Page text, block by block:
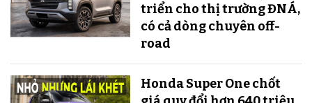
triển cho thị trường ĐNÁ,
có cả dòng chuyên off-
road
Honda Super One chốt